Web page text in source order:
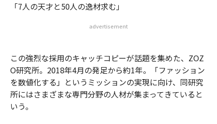
「7人の天才と50人の逸材求む」
advertisement
この強烈な採用のキャッチコピーが話題を集めた、ZOZ
O研究所。2018年4月の発足から約1年。「ファッション
を数値化する」というミッションの実現に向け、同研究
所にはさまざまな専門分野の人材が集まってきていると
いう。